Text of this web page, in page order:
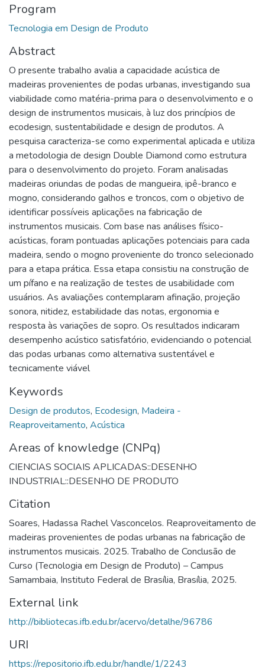
Program
Tecnologia em Design de Produto
Abstract
O presente trabalho avalia a capacidade acústica de
madeiras provenientes de podas urbanas, investigando sua
viabilidade como matéria-prima para o desenvolvimento e o
design de instrumentos musicais, à luz dos princípios de
ecodesign, sustentabilidade e design de produtos. A
pesquisa caracteriza-se como experimental aplicada e utiliza
a metodologia de design Double Diamond como estrutura
para o desenvolvimento do projeto. Foram analisadas
madeiras oriundas de podas de mangueira, ipê-branco e
mogno, considerando galhos e troncos, com o objetivo de
identificar possíveis aplicações na fabricação de
instrumentos musicais. Com base nas análises físico-
acústicas, foram pontuadas aplicações potenciais para cada
madeira, sendo o mogno proveniente do tronco selecionado
para a etapa prática. Essa etapa consistiu na construção de
um pífano e na realização de testes de usabilidade com
usuários. As avaliações contemplaram afinação, projeção
sonora, nitidez, estabilidade das notas, ergonomia e
resposta às variações de sopro. Os resultados indicaram
desempenho acústico satisfatório, evidenciando o potencial
das podas urbanas como alternativa sustentável e
tecnicamente viável
Keywords
Design de produtos, Ecodesign, Madeira -
Reaproveitamento, Acústica
Areas of knowledge (CNPq)
CIENCIAS SOCIAIS APLICADAS::DESENHO
INDUSTRIAL::DESENHO DE PRODUTO
Citation
Soares, Hadassa Rachel Vasconcelos. Reaproveitamento de
madeiras provenientes de podas urbanas na fabricação de
instrumentos musicais. 2025. Trabalho de Conclusão de
Curso (Tecnologia em Design de Produto) – Campus
Samambaia, Instituto Federal de Brasília, Brasília, 2025.
External link
http://bibliotecas.ifb.edu.br/acervo/detalhe/96786
URI
https://repositorio.ifb.edu.br/handle/1/2243